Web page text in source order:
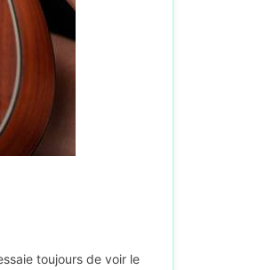
toujours de voir le